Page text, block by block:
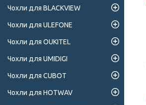
Чохли для BLACKVIEW
Чохли для ULEFONE
Чохли для OUKITEL
Чохли для UMIDIGI
Чохли для CUBOT
Чохли для HOTWAV